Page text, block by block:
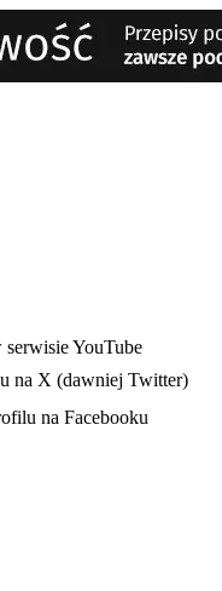
serwisie YouTube
na X (dawniej Twitter)
na Facebooku